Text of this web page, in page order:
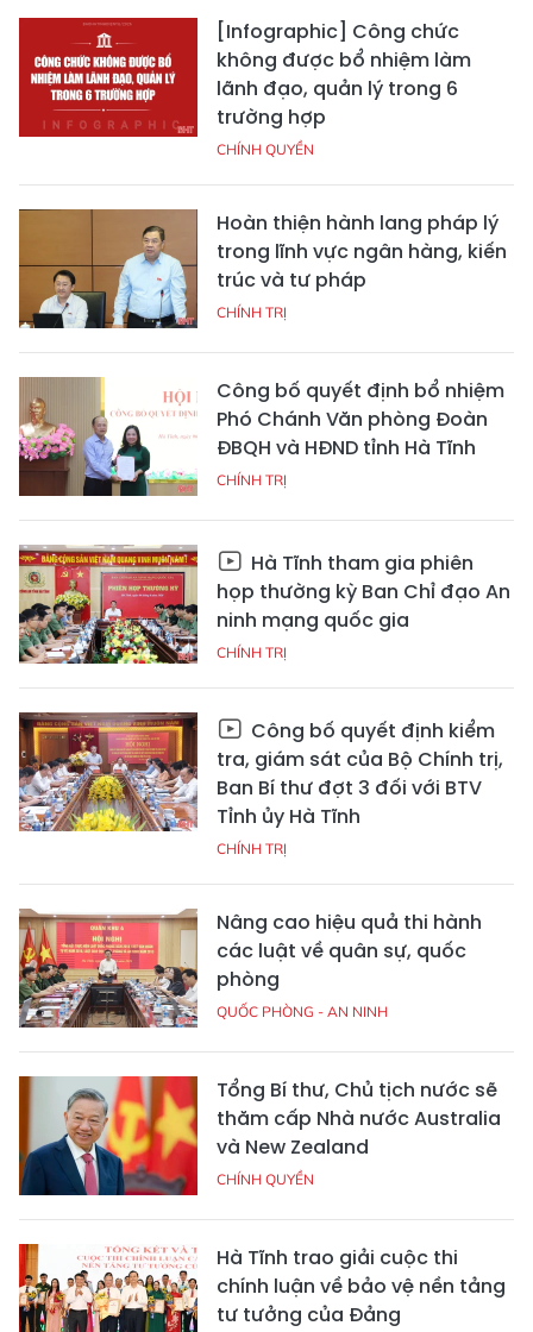
[Infographic] Công chức
không được bổ nhiệm làm
lãnh đạo, quản lý trong 6
trường hợp
CHÍNH QUYỀN
Hoàn thiện hành lang pháp lý
trong lĩnh vực ngân hàng, kiến
trúc và tư pháp
CHÍNH TRỊ
Công bố quyết định bổ nhiệm
Phó Chánh Văn phòng Đoàn
ĐBQH và HĐND tỉnh Hà Tĩnh
CHÍNH TRỊ
Hà Tĩnh tham gia phiên
họp thường kỳ Ban Chỉ đạo An
ninh mạng quốc gia
CHÍNH TRỊ
Công bố quyết định kiểm
tra, giám sát của Bộ Chính trị,
Ban Bí thư đợt 3 đối với BTV
Tỉnh ủy Hà Tĩnh
CHÍNH TRỊ
Nâng cao hiệu quả thi hành
các luật về quân sự, quốc
phòng
QUỐC PHÒNG - AN NINH
Tổng Bí thư, Chủ tịch nước sẽ
thăm cấp Nhà nước Australia
và New Zealand
CHÍNH QUYỀN
Hà Tĩnh trao giải cuộc thi
chính luận về bảo vệ nền tảng
tư tưởng của Đảng